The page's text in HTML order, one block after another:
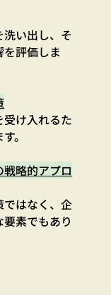
い出し、そ
評価しま
け入れるた
。
略的アプロ
ではなく、企
素でもあり